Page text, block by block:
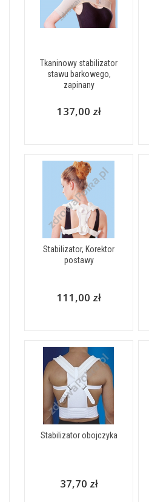
Tkaninowy stabilizator
stawu barkowego,
zapinany
137,00 zł
Stabilizator, Korektor
postawy
111,00 zł
Stabilizator obojczyka
37,70 zł